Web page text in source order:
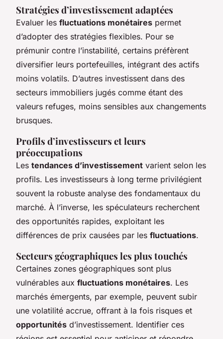
Stratégies d’investissement adaptées
Evaluer les fluctuations monétaires permet
d’adopter des stratégies flexibles. Pour se
prémunir contre l’instabilité, certains préfèrent
diversifier leurs portefeuilles, intégrant des actifs
moins volatils. D’autres investissent dans des
secteurs immobiliers jugés comme étant des
valeurs refuges, moins sensibles aux changements
brusques.
Profils d’investisseurs et leurs
préoccupations
Les tendances d’investissement varient selon les
profils. Les investisseurs à long terme privilégient
souvent la robuste analyse des fondamentaux du
marché. À l’inverse, les spéculateurs recherchent
des opportunités rapides, exploitant les
différences de prix causées par les fluctuations.
Secteurs géographiques les plus touchés
Certaines zones géographiques sont plus
vulnérables aux fluctuations monétaires. Les
marchés émergents, par exemple, peuvent subir
une volatilité accrue, offrant à la fois risques et
opportunités d’investissement. Identifier ces